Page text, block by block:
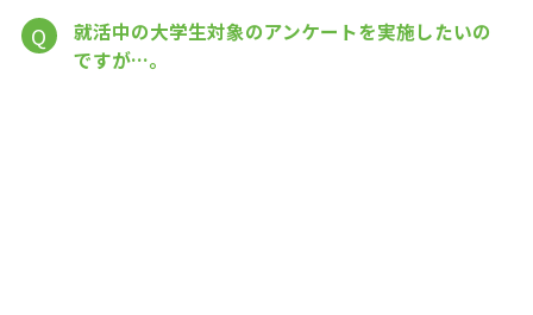
Q
就活中の大学生対象のアンケートを実施したいの
ですが…。